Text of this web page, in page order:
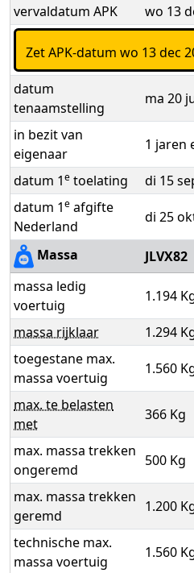
vervaldatum APK
wo 13
Zet APK-datum wo 13 dec
datum
tenaamstelling
ma 20
in bezit van
eigenaar
1 jaren
datum 1e toelating
di 15
datum 1e afgifte
Nederland
di 25
Massa
JLVX82
massa ledig
voertuig
1.194
massa rijklaar
1.294
toegestane max.
massa voertuig
1.560
max. te belasten
met
366 Kg
max. massa trekken
ongeremd
500 Kg
max. massa trekken
geremd
1.200
technische max.
massa voertuig
1.560